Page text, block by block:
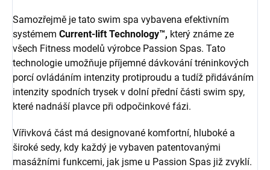
Samozřejmě je tato swim spa vybavena efektivním
systémem Current-lift Technology™, který známe ze
všech Fitness modelů výrobce Passion Spas. Tato
technologie umožňuje příjemné dávkování tréninkových
porcí ovládáním intenzity protiproudu a tudíž přidáváním
intenzity spodních trysek v dolní přední části swim spy,
které nadnáší plavce při odpočinkové fázi.
Vířivková část má designované komfortní, hluboké a
široké sedy, kdy každý je vybaven patentovanými
masážními funkcemi, jak jsme u Passion Spas již zvyklí.